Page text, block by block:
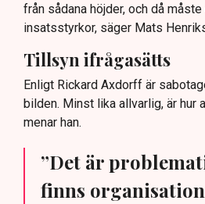
från sådana höjder, och då
insatsstyrkor, säger Mats
Tillsyn ifrågasätts
Enligt Rickard Axdorff är
bilden. Minst lika allvarlig, är hur
menar han.
”Det är
finns